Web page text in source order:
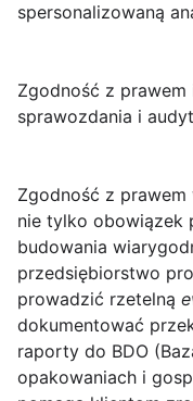
spersonalizowaną
Zgodność z
sprawozdania i
Zgodność z prawem
nie tylko obowiązek
budowania
przedsiębiorstwo
prowadzić rzetelną
dokumentować
raporty do BDO
opakowaniach i